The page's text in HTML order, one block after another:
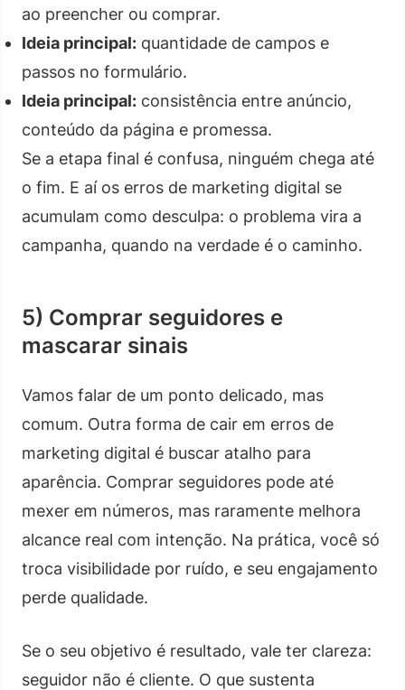
ao preencher ou comprar.
Ideia principal: quantidade de campos e
passos no formulário.
Ideia principal: consistência entre anúncio,
conteúdo da página e promessa.
Se a etapa final é confusa, ninguém chega até
o fim. E aí os erros de marketing digital se
acumulam como desculpa: o problema vira a
campanha, quando na verdade é o caminho.
5) Comprar seguidores e
mascarar sinais
Vamos falar de um ponto delicado, mas
comum. Outra forma de cair em erros de
marketing digital é buscar atalho para
aparência. Comprar seguidores pode até
mexer em números, mas raramente melhora
alcance real com intenção. Na prática, você só
troca visibilidade por ruído, e seu engajamento
perde qualidade.
Se o seu objetivo é resultado, vale ter clareza:
seguidor não é cliente. O que sustenta